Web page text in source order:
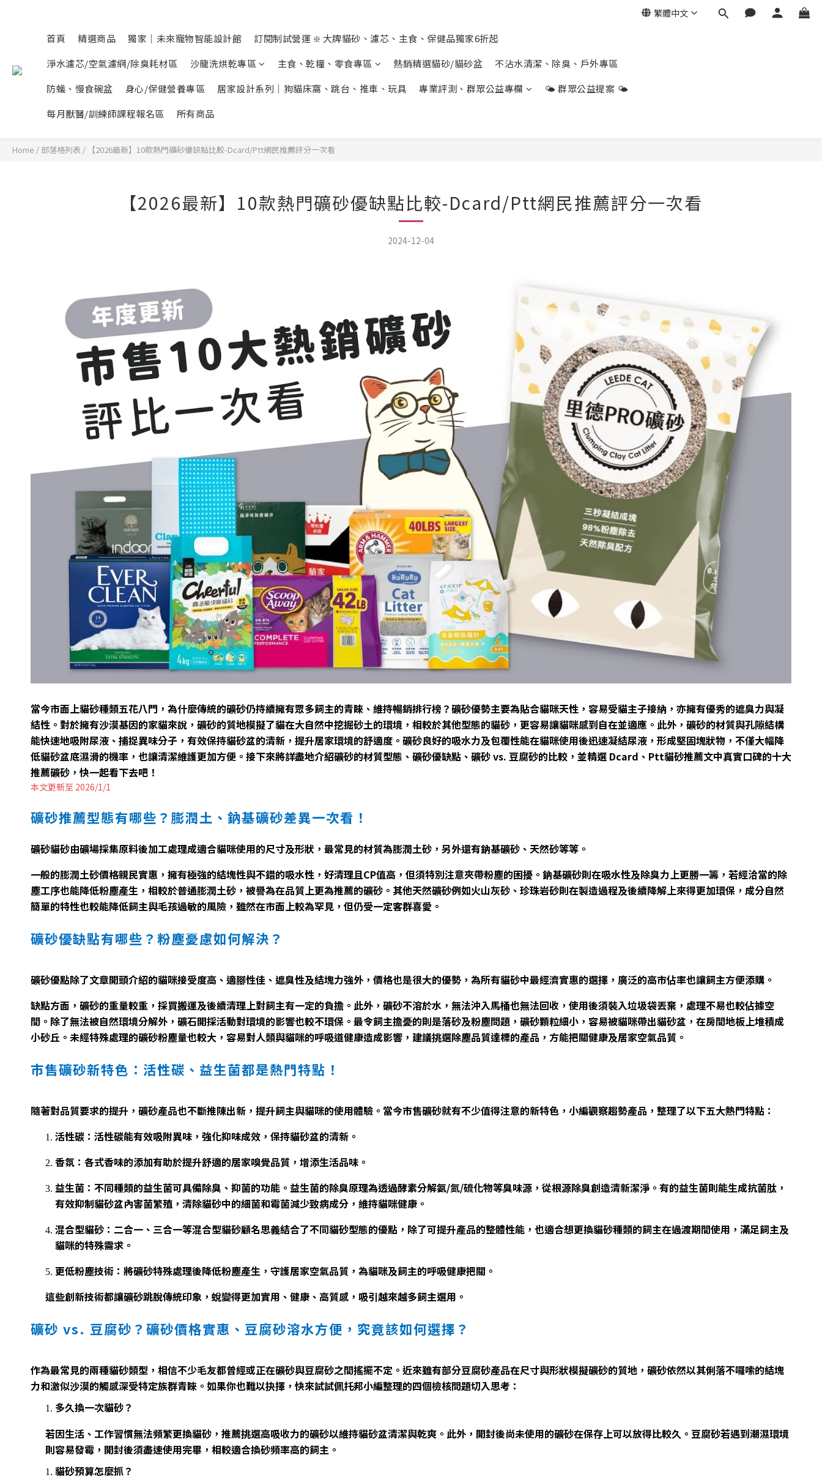
繁體中文
首頁 精選商品 獨家｜未來寵物智能設計館
訂閱制試營運 ❇️ 大牌貓砂、濾芯、主食、保健品獨家6折起
淨水濾芯/空氣濾網/除臭耗材區
沙龍洗烘乾專區 主食、乾糧、零食專區 熱銷精選貓砂/貓砂盆
不沾水清潔、除臭、戶外專區
防蟻、慢食碗盆
身心/保健營養專區 居家設計系列｜狗貓床窩、跳台、推車、玩具 專業評測、群眾公益專欄
🌤️ 群眾公益提案 🌤️
每月獸醫/訓練師課程報名區
所有商品
Home / 部落格列表 / 【2026最新】10款熱門礦砂優缺點比較-Dcard/Ptt網民推薦評分一次看
【2026最新】10款熱門礦砂優缺點比較-Dcard/Ptt網民推薦評分一次看
2024-12-04
當今市面上貓砂種類五花八門，為什麼傳統的礦砂仍持續擁有眾多飼主的青睞、維持暢銷排行榜？礦砂優勢主要為貼合貓咪天性，容易受貓主子接納，亦擁有優秀的遮臭力與凝
結性。對於擁有沙漠基因的家貓來說，礦砂的質地模擬了貓在大自然中挖掘砂土的環境，相較於其他型態的貓砂，更容易讓貓咪感到自在並適應。此外，礦砂的材質與孔隙結構
能快速地吸附尿液、捕捉異味分子，有效保持貓砂盆的清新，提升居家環境的舒適度。礦砂良好的吸水力及包覆性能在貓咪使用後迅速凝結尿液，形成堅固塊狀物，不僅大幅降
低貓砂盆底濕滑的機率，也讓清潔維護更加方便。接下來將詳盡地介紹礦砂的材質型態、礦砂優缺點、礦砂 vs. 豆腐砂的比較，並精選 Dcard、Ptt貓砂推薦文中真實口碑的十大
推薦礦砂，快一起看下去吧！
本文更新至 2026/1/1
礦砂推薦型態有哪些？膨潤土、鈉基礦砂差異一次看！
礦砂貓砂由礦場採集原料後加工處理成適合貓咪使用的尺寸及形狀，最常見的材質為膨潤土砂，另外還有鈉基礦砂、天然砂等等。
一般的膨潤土砂價格親民實惠，擁有極強的結塊性與不錯的吸水性，好清理且CP值高，但須特別注意夾帶粉塵的困擾。鈉基礦砂則在吸水性及除臭力上更勝一籌，若經洽當的除
塵工序也能降低粉塵產生，相較於普通膨潤土砂，被譽為在品質上更為推薦的礦砂。其他天然礦砂例如火山灰砂、珍珠岩砂則在製造過程及後續降解上來得更加環保，成分自然
簡單的特性也較能降低飼主與毛孩過敏的風險，雖然在市面上較為罕見，但仍受一定客群喜愛。
礦砂優缺點有哪些？粉塵憂慮如何解決？
礦砂優點除了文章開頭介紹的貓咪接受度高、適腳性佳、遮臭性及結塊力強外，價格也是很大的優勢，為所有貓砂中最經濟實惠的選擇，廣泛的高市佔率也讓飼主方便添購。
缺點方面，礦砂的重量較重，採買搬運及後續清理上對飼主有一定的負擔。此外，礦砂不溶於水，無法沖入馬桶也無法回收，使用後須裝入垃圾袋丟棄，處理不易也較佔據空
間。除了無法被自然環境分解外，礦石開採活動對環境的影響也較不環保。最令飼主擔憂的則是落砂及粉塵問題，礦砂顆粒細小，容易被貓咪帶出貓砂盆，在房間地板上堆積成
小砂丘。未經特殊處理的礦砂粉塵量也較大，容易對人類與貓咪的呼吸道健康造成影響，建議挑選除塵品質達標的產品，方能把關健康及居家空氣品質。
市售礦砂新特色：活性碳、益生菌都是熱門特點！
隨著對品質要求的提升，礦砂產品也不斷推陳出新，提升飼主與貓咪的使用體驗。當今市售礦砂就有不少值得注意的新特色，小編觀察趨勢產品，整理了以下五大熱門特點：
活性碳： 活性碳能有效吸附異味，強化抑味成效，保持貓砂盆的清新。
香氛： 各式香味的添加有助於提升舒適的居家嗅覺品質，增添生活品味。
益生菌： 不同種類的益生菌可具備除臭、抑菌的功能。益生菌的除臭原理為透過酵素分解氨/氮/硫化物等臭味源，從根源除臭創造清新潔淨。有的益生菌則能生成抗菌肽，
有效抑制貓砂盆內害菌繁殖，清除貓砂中的細菌和霉菌減少致病成分，維持貓咪健康。
混合型貓砂： 二合一、三合一等混合型貓砂顧名思義結合了不同貓砂型態的優點，除了可提升產品的整體性能，也適合想更換貓砂種類的飼主在過渡期間使用，滿足飼主及
貓咪的特殊需求。
更低粉塵技術： 將礦砂特殊處理後降低粉塵產生，守護居家空氣品質，為貓咪及飼主的呼吸健康把關。
這些創新技術都讓礦砂跳脫傳統印象，蛻變得更加實用、健康、高質感，吸引越來越多飼主選用。
礦砂 vs. 豆腐砂？礦砂價格實惠、豆腐砂溶水方便，究竟該如何選擇？
作為最常見的兩種貓砂類型，相信不少毛友都曾經或正在礦砂與豆腐砂之間搖擺不定。近來雖有部分豆腐砂產品在尺寸與形狀模擬礦砂的質地，礦砂依然以其俐落不囉嗦的結塊
力和激似沙漠的觸感深受特定族群青睞。如果你也難以抉擇，快來試試佩托邦小編整理的四個檢核問題切入思考：
多久換一次貓砂？
若因生活、工作習慣無法頻繁更換貓砂，推薦挑選高吸收力的礦砂以維持貓砂盆清潔與乾爽。此外，開封後尚未使用的礦砂在保存上可以放得比較久。豆腐砂若遇到潮濕環境
則容易發霉，開封後須盡速使用完畢，相較適合換砂頻率高的飼主。
貓砂預算怎麼抓？